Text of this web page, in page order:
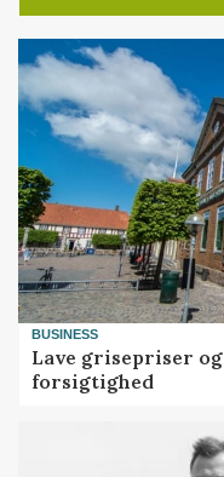
BUSINESS
Lave grisepriser
forsigtighed